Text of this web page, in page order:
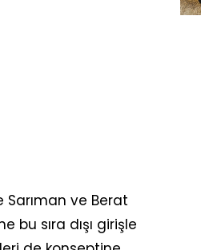
ve Berat
bu sıra dışı girişle